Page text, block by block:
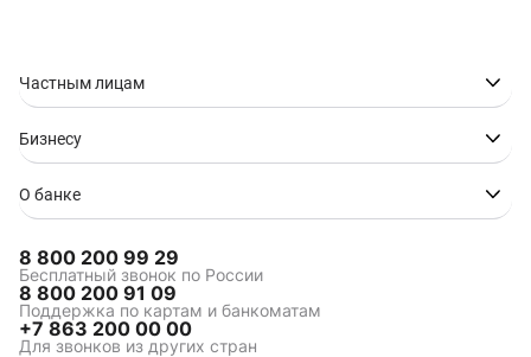
Частным лицам
Бизнесу
О банке
8 800 200 99 29
Бесплатный звонок по России
8 800 200 91 09
Поддержка по картам и банкоматам
+7 863 200 00 00
Для звонков из других стран